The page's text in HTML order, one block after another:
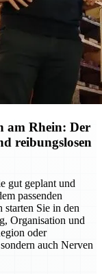
am Rhein: Der
reibungslosen
gut geplant und
passenden
Sie in den
Organisation und
oder
auch Nerven